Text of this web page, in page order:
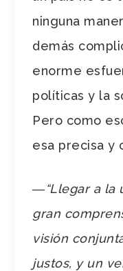
ninguna
demás
enorme
políticas y la
Pero como
esa precisa y
―“Llegar a la
gran
visión
justos, y un